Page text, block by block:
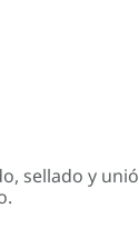
sellado y